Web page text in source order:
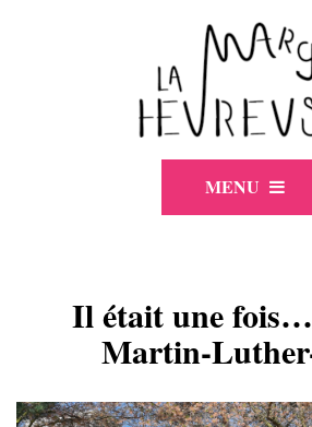
MENU
Il était une
Martin-